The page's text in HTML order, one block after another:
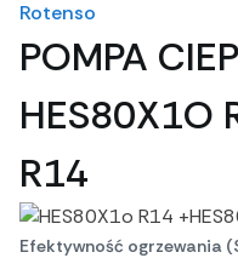
Rotenso
POMPA
HES80X1O
R14
Efektywność ogrzewania